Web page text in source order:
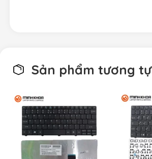
Sản phẩm tương tự